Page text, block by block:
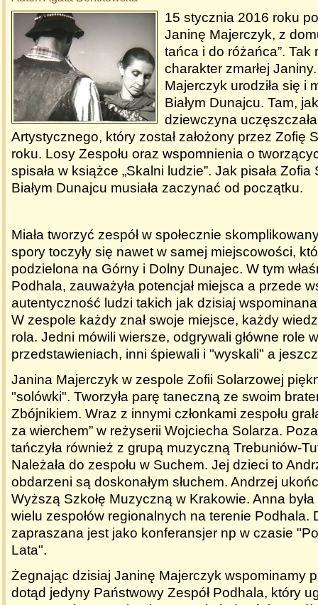
15 stycznia 2016 roku
Janinę Majerczyk, z
tańca i do różańca”. Tak
charakter zmarłej
Majerczyk urodziła się i
Białym Dunajcu. Tam,
dziewczyna
Artystycznego, który został założony przez Zofię
roku. Losy Zespołu oraz wspomnienia o
spisała w książce „Skalni ludzie”. Jak pisała
Białym Dunajcu musiała zaczynać od początku.
Miała tworzyć zespół w społecznie
spory toczyły się nawet w samej miejscowości,
podzielona na Górny i Dolny Dunajec. W tym
Podhala, zauważyła potencjał miejsca a przede
autentyczność ludzi takich jak dzisiaj
W zespole każdy znał swoje miejsce, każdy
rola. Jedni mówili wiersze, odgrywali główne role w
przedstawieniach, inni śpiewali i "wyskali" a
Janina Majerczyk w zespole Zofii Solarzowej
"solówki". Tworzyła parę taneczną ze swoim
Zbójnikiem. Wraz z innymi członkami zespołu
za wierchem” w reżyserii Wojciecha Solarza.
tańczyła również z grupą muzyczną Trebuniów-
Należała do zespołu w Suchem. Jej dzieci to
obdarzeni są doskonałym słuchem. Andrzej
Wyższą Szkołę Muzyczną w Krakowie. Anna
wielu zespołów regionalnych na terenie Podhala.
zapraszana jest jako konferansjer np w czasie
Lata".
Żegnając dzisiaj Janinę Majerczyk wspominamy
dotąd jedyny Państwowy Zespół Podhala, który